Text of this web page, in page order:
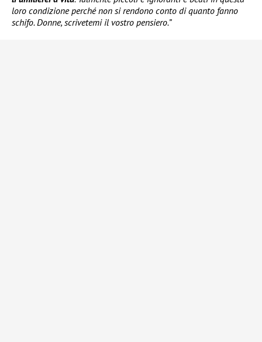
loro condizione perché non si rendono conto di quanto fanno
schifo. Donne, scrivetemi il vostro pensiero.”